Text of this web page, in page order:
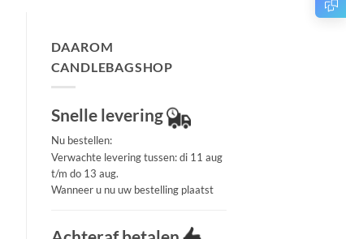
DAAROM
CANDLEBAGSHOP
Snelle levering
Nu bestellen:
Verwachte levering tussen: di 11 aug
t/m do 13 aug.
Wanneer u nu uw bestelling plaatst